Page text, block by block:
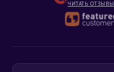
ЧИТАТЬ ОТЗЫВЫ